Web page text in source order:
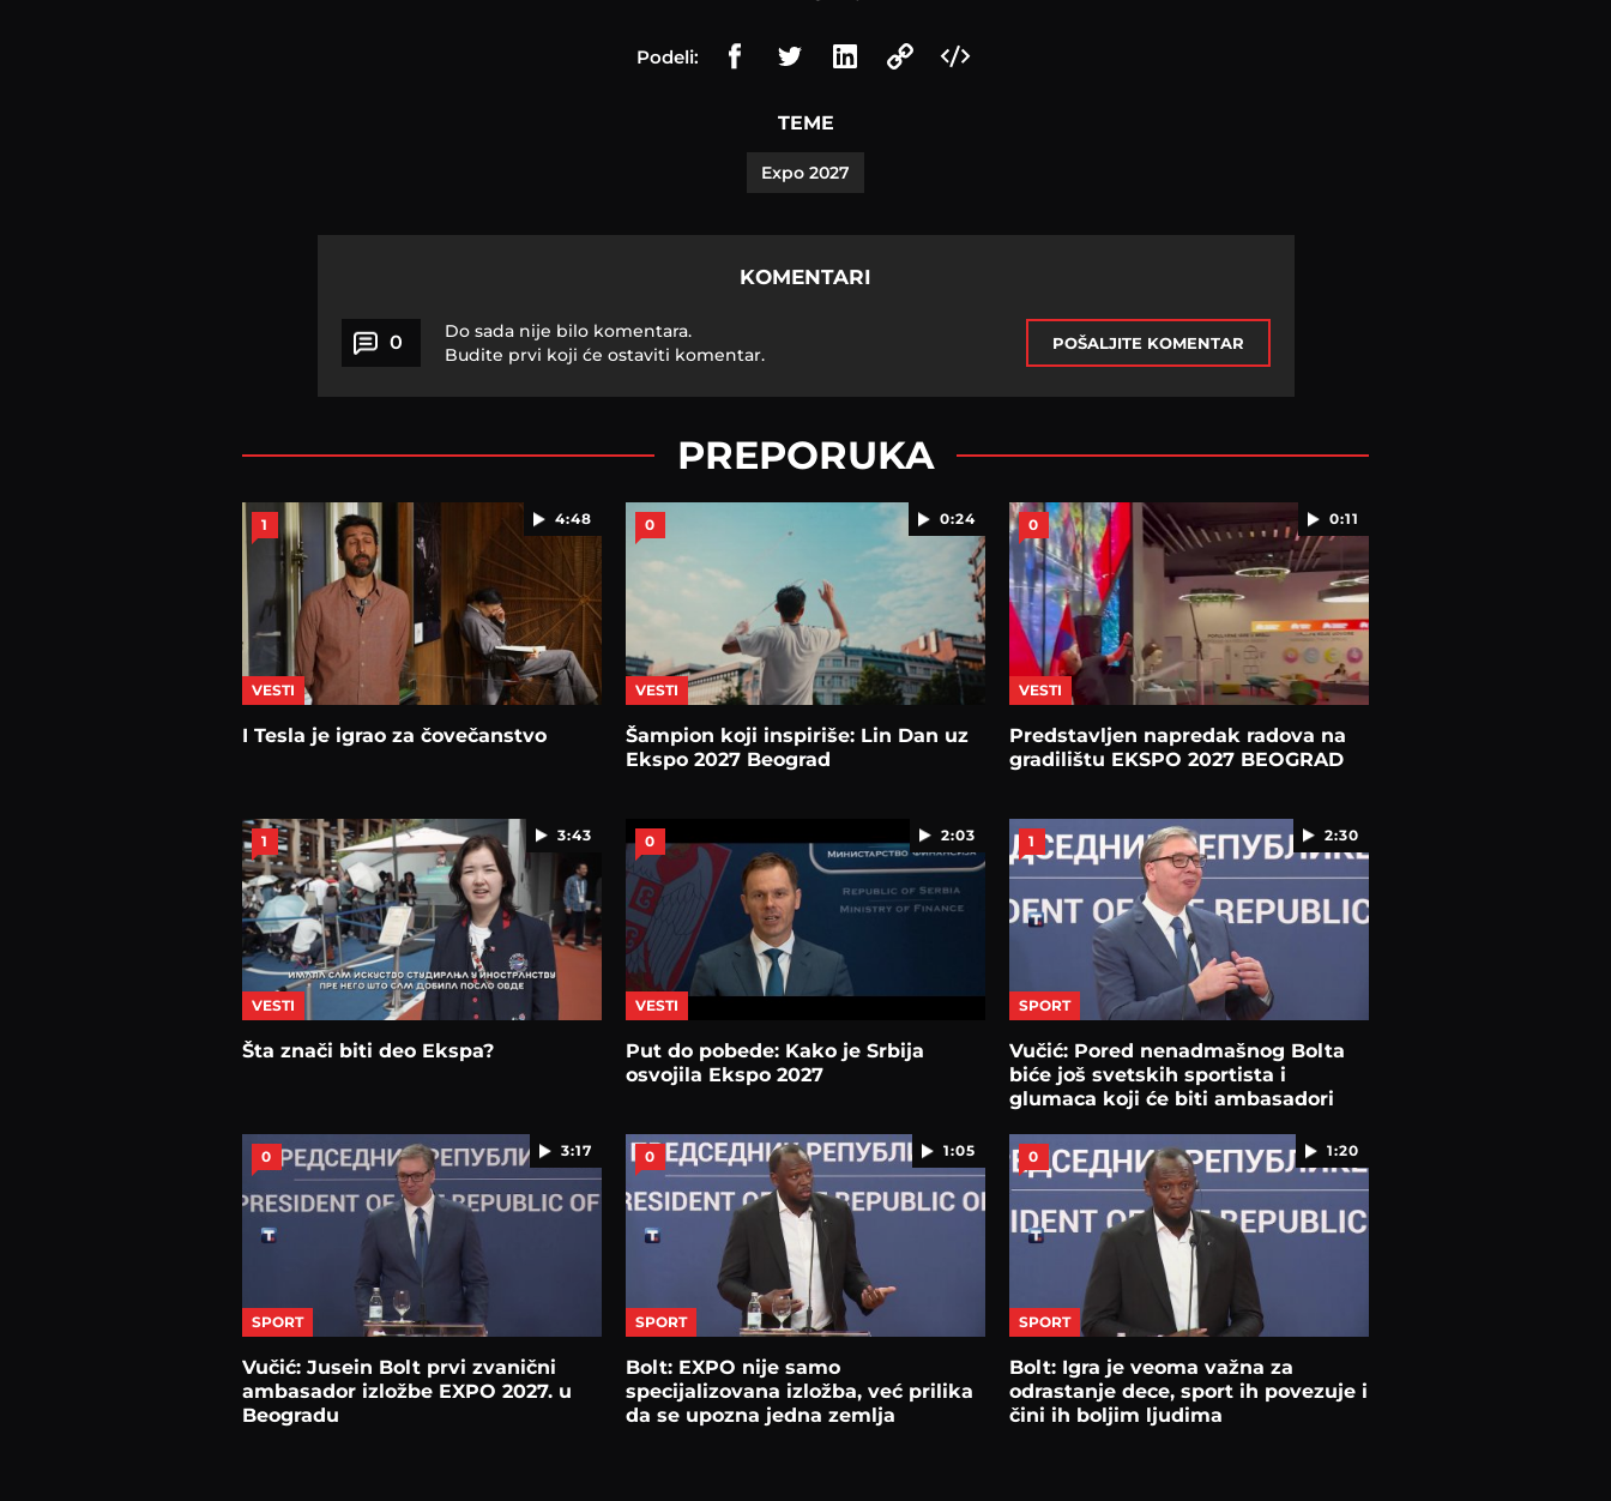
Podeli:
TEME
Expo 2027
KOMENTARI
0
Do sada nije bilo komentara.
Budite prvi koji će ostaviti komentar.
POŠALJITE KOMENTAR
PREPORUKA
4:48
1
VESTI
I Tesla јe igrao za čovečanstvo
0:24
0
VESTI
Šampion koјi inspiriše: Lin Dan uz
Ekspo 2027 Beograd
0:11
0
VESTI
Predstavljen napredak radova na
gradilištu EKSPO 2027 BEOGRAD
3:43
1
VESTI
Šta znači biti deo Ekspa?
2:03
0
VESTI
Put do pobede: Kako je Srbija
osvojila Ekspo 2027
2:30
1
SPORT
Vučić: Pored nenadmašnog Bolta
biće još svetskih sportista i
glumaca koji će biti ambasadori
3:17
0
SPORT
Vučić: Jusein Bolt prvi zvanični
ambasador izložbe EXPO 2027. u
Beogradu
1:05
0
SPORT
Bolt: EXPO nije samo
specijalizovana izložba, već prilika
da se upozna jedna zemlja
1:20
0
SPORT
Bolt: Igra je veoma važna za
odrastanje dece, sport ih povezuje i
čini ih boljim ljudima